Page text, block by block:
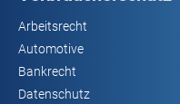
Arbeitsrecht
Automotive
Bankrecht
Datenschutz